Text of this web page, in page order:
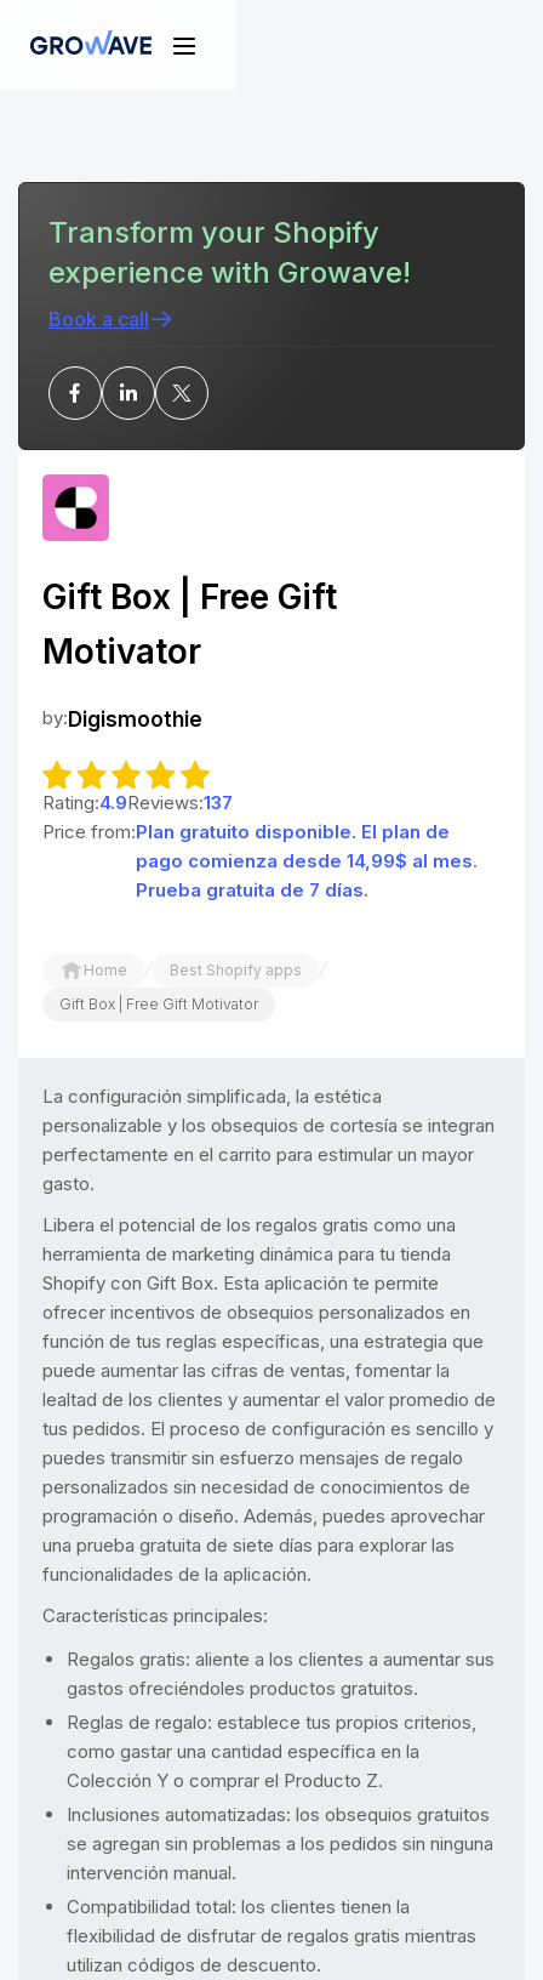
Transform your Shopify
experience with Growave!
Book a call
Gift Box | Free Gift
Motivator
by: Digismoothie
Rating:4.9Reviews:137
Price from:Plan gratuito disponible. El plan de
pago comienza desde 14,99$ al mes.
Prueba gratuita de 7 días.
Home / Best Shopify apps /
Gift Box | Free Gift Motivator
La configuración simplificada, la estética
personalizable y los obsequios de cortesía se integran
perfectamente en el carrito para estimular un mayor
gasto.
Libera el potencial de los regalos gratis como una
herramienta de marketing dinámica para tu tienda
Shopify con Gift Box. Esta aplicación te permite
ofrecer incentivos de obsequios personalizados en
función de tus reglas específicas, una estrategia que
puede aumentar las cifras de ventas, fomentar la
lealtad de los clientes y aumentar el valor promedio de
tus pedidos. El proceso de configuración es sencillo y
puedes transmitir sin esfuerzo mensajes de regalo
personalizados sin necesidad de conocimientos de
programación o diseño. Además, puedes aprovechar
una prueba gratuita de siete días para explorar las
funcionalidades de la aplicación.
Características principales:
Regalos gratis: aliente a los clientes a aumentar sus
gastos ofreciéndoles productos gratuitos.
Reglas de regalo: establece tus propios criterios,
como gastar una cantidad específica en la
Colección Y o comprar el Producto Z.
Inclusiones automatizadas: los obsequios gratuitos
se agregan sin problemas a los pedidos sin ninguna
intervención manual.
Compatibilidad total: los clientes tienen la
flexibilidad de disfrutar de regalos gratis mientras
utilizan códigos de descuento.